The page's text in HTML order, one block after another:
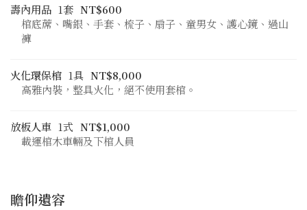
壽內用品 1套 NT$600
棺底蓆、嘴銀、手套、梳子、扇子、童男女、護心鏡、過山
褲
火化環保棺 1具 NT$8,000
高雅內裝，整具火化，絕不使用套棺。
放板人車 1式 NT$1,000
載運棺木車輛及下棺人員
瞻仰遺容